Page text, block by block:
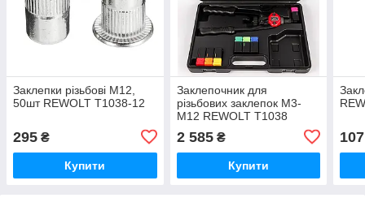
Заклепки різьбові М12,
50шт REWOLT T1038-12
295 ₴
Купити
Заклепочник для
різьбових заклепок М3-
М12 REWOLT T1038
2 585₴
Купити
107